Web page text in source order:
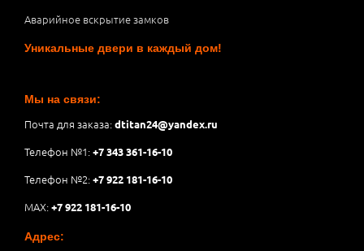
Аварийное вскрытие замков
Уникальные двери в каждый дом!
Мы на связи:
Почта для заказа:dtitan24@yandex.ru
Телефон №1:+7 343 361-16-10
Телефон №2:+7 922 181-16-10
MAX:+7 922 181-16-10
Адрес: